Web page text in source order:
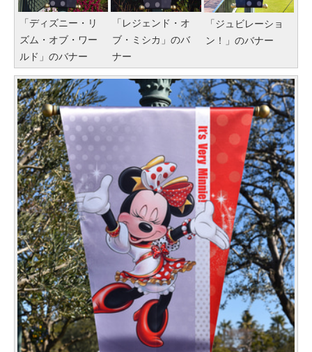
「ディズニー・リ
ズム・オブ・ワー
ルド」のバナー
「レジェンド・オ
ブ・ミシカ」のバ
ナー
「ジュビレーショ
ン！」のバナー